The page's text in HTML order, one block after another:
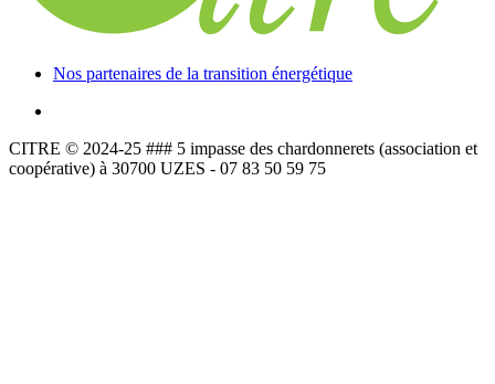
Nos partenaires de la transition énergétique
CITRE © 2024-25 ### 5 impasse des chardonnerets (association et
coopérative) à 30700 UZES - 07 83 50 59 75